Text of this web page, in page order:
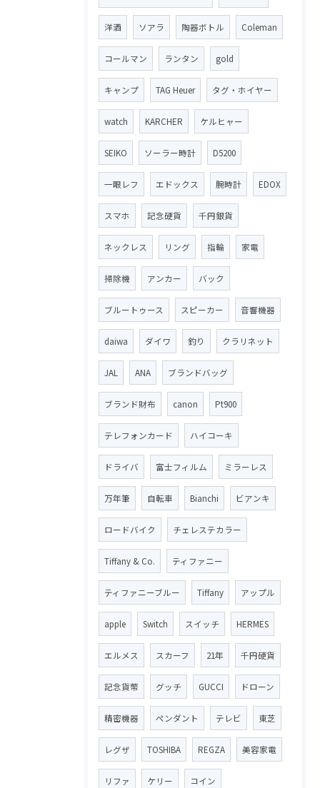
洋酒 ソアラ 陶器ボトル Coleman
コールマン ランタン gold
キャンプ TAG Heuer タグ・ホイヤー
watch KARCHER ケルヒャー
SEIKO ソーラー時計 D5200
一眼レフ エドックス 腕時計 EDOX
スマホ 記念硬貨 千円銀貨
ネックレス リング 指輪 家電
掃除機 アンカー バック
ブルートゥース スピーカー 音響機器
daiwa ダイワ 釣り クラリネット
JAL ANA ブランドバッグ
ブランド財布 canon Pt900
テレフォンカード ハイコーキ
ドライバ 富士フィルム ミラーレス
万年筆 自転車 Bianchi ビアンキ
ロードバイク チェレステカラー
Tiffany & Co. ティファニー
ティファニーブルー Tiffany アップル
apple Switch スイッチ HERMES
エルメス スカーフ 21年 千円硬貨
記念貨幣 グッチ GUCCI ドローン
精密機器 ペンダント テレビ 東芝
レグザ TOSHIBA REGZA 美容家電
リファ ケリー コイン